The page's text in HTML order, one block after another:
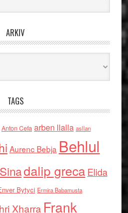
ARKIV
TAGS
Anton Cefa arben llalla asllan
Aurenc Bebja Behlul
dalip grecaElida
Bytyci Ermira Babamusta
Xharra Frank